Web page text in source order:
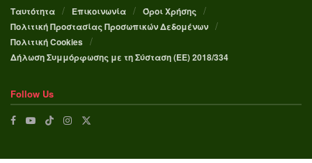
Ταυτότητα Επικοινωνία
Όροι Χρήσης
Πολιτική Προστασίας Προσωπικών Δεδομένων
Πολιτική Cookies
Δήλωση Συμμόρφωσης με τη Σύσταση (ΕΕ) 2018/334
Follow Us